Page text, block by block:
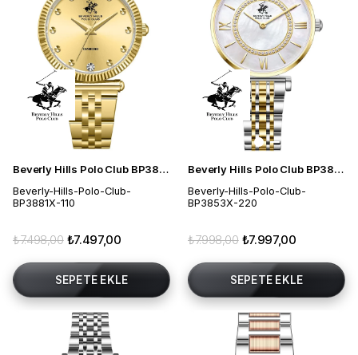
Beverly Hills Polo Club BP3881X.110 Kadın Kol Saati
Beverly-Hills-Polo-Club-
BP3881X-110
₺7.497,00
₺7.498,00
SEPETE EKLE
Beverly Hills Polo Club BP3853X.220 Kadın Kol Saati
Beverly-Hills-Polo-Club-
BP3853X-220
₺7.997,00
₺7.998,00
SEPETE EKLE